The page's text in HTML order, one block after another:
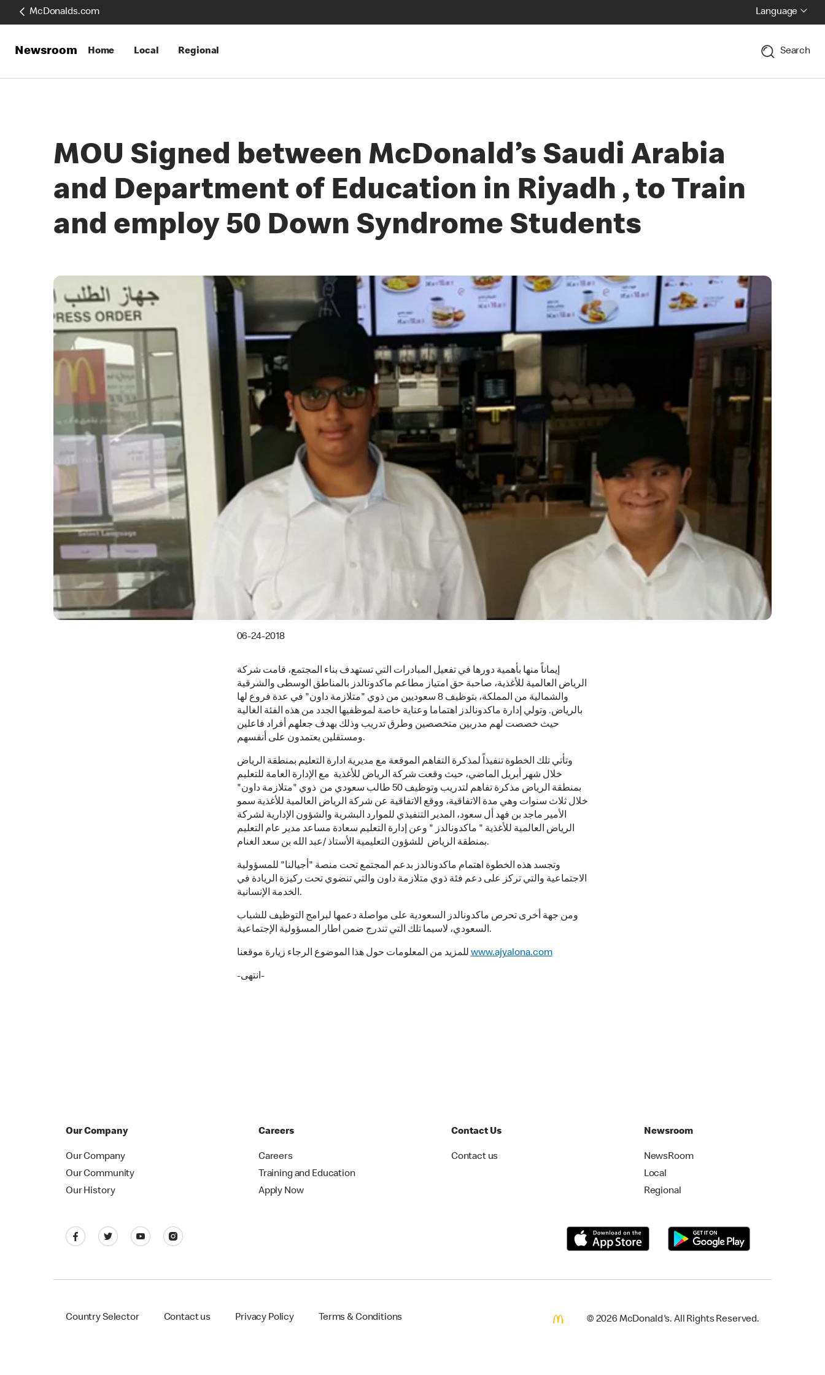
McDonalds.com Language
Newsroom Home Local Regional Search
MOU Signed between McDonald’s Saudi Arabia
and Department of Education in Riyadh , to Train
and employ 50 Down Syndrome Students
06-24-2018
إيماناً منها بأهمية دورها في تفعيل المبادرات التي تستهدف بناء المجتمع، قامت شركة
الرياض العالمية للأغذية، صاحبة حق امتياز مطاعم ماكدونالدز بالمناطق الوسطى والشرقية
والشمالية من المملكة، بتوظيف 8 سعوديين من ذوي "متلازمة داون" في عدة فروع لها
بالرياض. وتولي إدارة ماكدونالدز اهتماما وعناية خاصة لموظفيها الجدد من هذه الفئة الغالية
حيث خصصت لهم مدربين متخصصين وطرق تدريب وذلك بهدف جعلهم أفراد فاعلين
ومستقلين يعتمدون على أنفسهم.
وتأتي تلك الخطوة تنفيذاً لمذكرة التفاهم الموقعة مع مديرية ادارة التعليم بمنطقة الرياض
خلال شهر أبريل الماضي، حيث وقعت شركة الرياض للأغذية مع الإدارة العامة للتعليم
بمنطقة الرياض مذكرة تفاهم لتدريب وتوظيف 50 طالب سعودي من ذوي "متلازمة داون"
خلال ثلاث سنوات وهي مدة الاتفاقية، ووقع الاتفاقية عن شركة الرياض العالمية للأغذية سمو
الأمير ماجد بن فهد أل سعود، المدير التنفيذي للموارد البشرية والشؤون الإدارية لشركة
الرياض العالمية للأغذية " ماكدونالدز " وعن إدارة التعليم سعادة مساعد مدير عام التعليم
بمنطقة الرياض للشؤون التعليمية الأستاذ /عبد الله بن سعد الغنام.
وتجسد هذه الخطوة اهتمام ماكدونالدز بدعم المجتمع تحت منصة "أجيالنا" للمسؤولية
الاجتماعية والتي تركز على دعم فئة ذوي متلازمة داون والتي تنضوي تحت ركيزة الريادة في
الخدمة الإنسانية.
ومن جهة أخرى تحرص ماكدونالدز السعودية على مواصلة دعمها لبرامج التوظيف للشباب
السعودي، لاسيما تلك التي تندرج ضمن اطار المسؤولية الإجتماعية.
www.ajyalona.com
-انتهى-
Our Company
Our Company
Our Community
Our History
Careers
Careers
Training and Education
Apply Now
Contact Us
Contact us
Newsroom
NewsRoom
Local
Regional
Country Selector Contact us Privacy Policy Terms & Conditions © 2026 McDonald's. All Rights Reserved.